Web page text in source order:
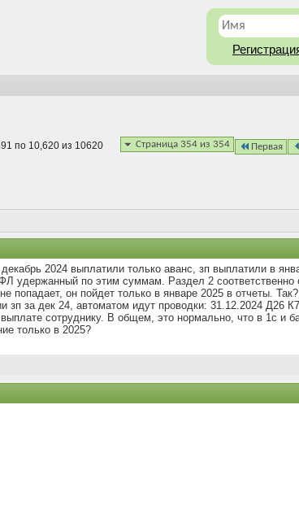
Страница 354 из 354 Первая
по 10,620 из 10620
2024 выплатили только аванс, зп выплатили в
по этим суммам. Раздел 2 соответственно
попадает, он пойдет только в январе 2025 в отчеты.
за дек 24, автоматом идут проводки: 31.12.2024 Д26
сотруднику. В общем, это нормально, что в 1с и
только в 2025?